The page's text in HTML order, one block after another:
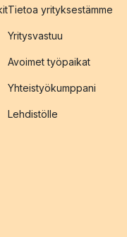
Tietoa yrityksestämme
Yritysvastuu
Avoimet työpaikat
Yhteistyökumppani
Lehdistölle